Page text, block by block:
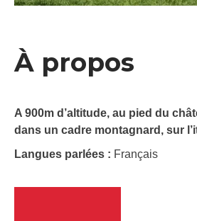
À propos
A 900m d’altitude, au pied du
dans un cadre montagnard, sur
Langues parlées : Français